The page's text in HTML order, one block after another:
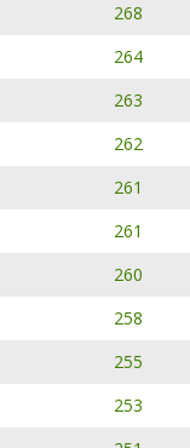
268
264
263
262
261
261
260
258
255
253